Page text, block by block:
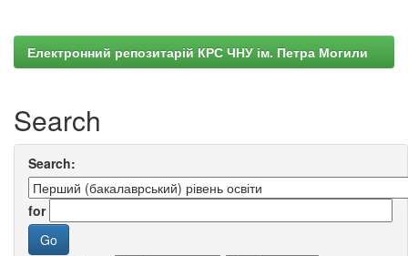
Електронний репозитарій КРС ЧНУ ім. Петра Могили
Search
Search:
for